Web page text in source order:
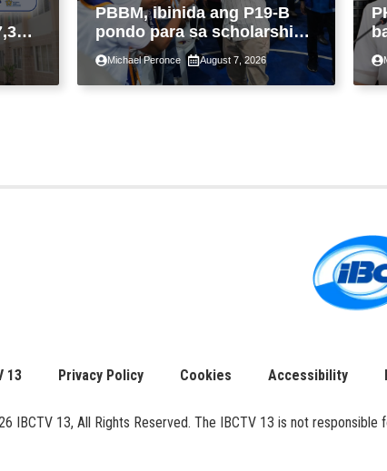
PBBM, ibinida ang P19-B
pondo para sa scholarship
ngayong taon, pinakamalaki
sa kasaysayan ng TESDA
Michael Peronce August 7, 2026
13 Privacy Policy Cookies Accessibility
IBCTV 13, All Rights Reserved. The IBCTV 13 is not